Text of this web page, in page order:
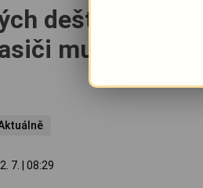
deštích se na
museli
2. 7. 08:29